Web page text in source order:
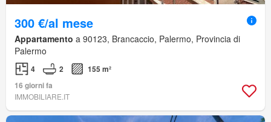
300 €/al mese
Appartamento a 90123, Brancaccio, Palermo, Provincia di
Palermo
4 2
155 m²
16 giorni fa
IMMOBILIARE.IT